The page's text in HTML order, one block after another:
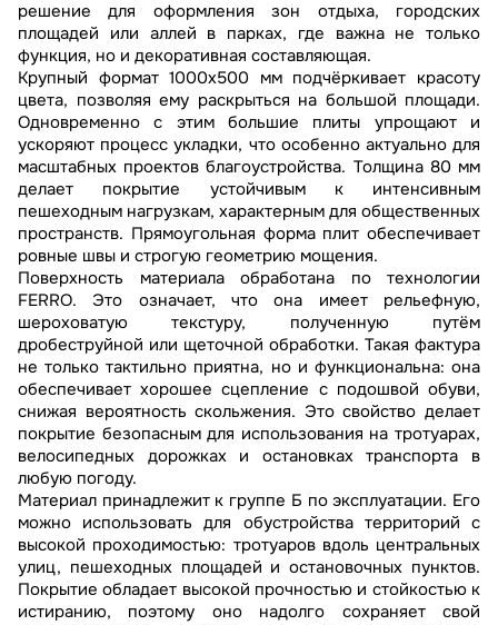
решение для оформления зон отдыха, городских
площадей или аллей в парках, где важна не только
функция, но и декоративная составляющая.
Крупный формат 1000x500 мм подчёркивает красоту
цвета, позволяя ему раскрыться на большой площади.
Одновременно с этим большие плиты упрощают и
ускоряют процесс укладки, что особенно актуально для
масштабных проектов благоустройства. Толщина 80 мм
делает покрытие устойчивым к интенсивным
пешеходным нагрузкам, характерным для общественных
пространств. Прямоугольная форма плит обеспечивает
ровные швы и строгую геометрию мощения.
Поверхность материала обработана по технологии
FERRO. Это означает, что она имеет рельефную,
шероховатую текстуру, полученную путём
дробеструйной или щеточной обработки. Такая фактура
не только тактильно приятна, но и функциональна: она
обеспечивает хорошее сцепление с подошвой обуви,
снижая вероятность скольжения. Это свойство делает
покрытие безопасным для использования на тротуарах,
велосипедных дорожках и остановках транспорта в
любую погоду.
Материал принадлежит к группе Б по эксплуатации. Его
можно использовать для обустройства территорий с
высокой проходимостью: тротуаров вдоль центральных
улиц, пешеходных площадей и остановочных пунктов.
Покрытие обладает высокой прочностью и стойкостью к
истиранию, поэтому оно надолго сохраняет свой